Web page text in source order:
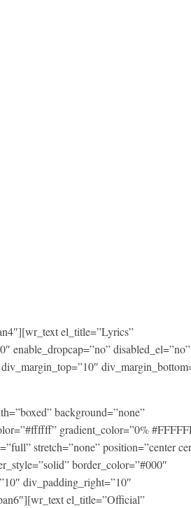
el_title=”Lyrics”
enable_dropcap=”no”
background=”none”
gradient_color=”0%
stretch=”none” position=”center
border_color=”#000″
div_padding_right=”10″
el_title=”Official”